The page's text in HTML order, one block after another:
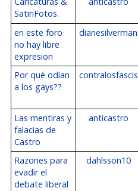
SatiriFotos.
en este foro
no hay libre
expresion
dianesilverman
Por qué odian
a los gays??
contralosfascis
Las mentiras y
falacias de
Castro
anticastro
Razones para
evadir el
debate liberal
dahlsson10